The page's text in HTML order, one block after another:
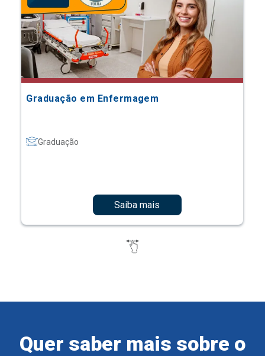
Graduação em Enfermagem
Graduação
Saiba mais
Quer saber mais sobre o